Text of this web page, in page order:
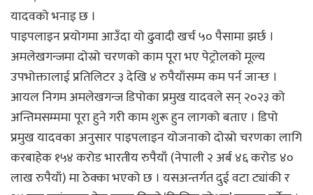
यादवको भनाइ छ ।
पाइपलाइन प्रयोगमा आउँदा यो ढुवादी खर्च ५० पैसामा झर्छ ।
अमलेखगन्जमा दोस्रो चरणको काम पूरा भए पेट्रोलको मूल्य
उपभोक्तालाई प्रतिलिटर ३ देखि ४ रुपैयाँसम्म कम पर्न जान्छ ।
आयल निगम अमलेखगन्ज डिपोका प्रमुख यादवले सन् २०२३ को
अन्तिमसम्ममा पूरा हुने गरी काम शुरू हुन लागको बताए । डिपो
प्रमुख यादवका अनुसार पाइपलाइन योजनाको दोस्रो चरणका लागि
करबाहेक १५४ करोड भारतीय रुपैयाँ (नेपाली २ अर्ब ४६ करोड ४०
लाख रुपैयाँ) मा ठेक्का भएको छ । यसअन्तर्गत दुई वटा ट्यांकी र